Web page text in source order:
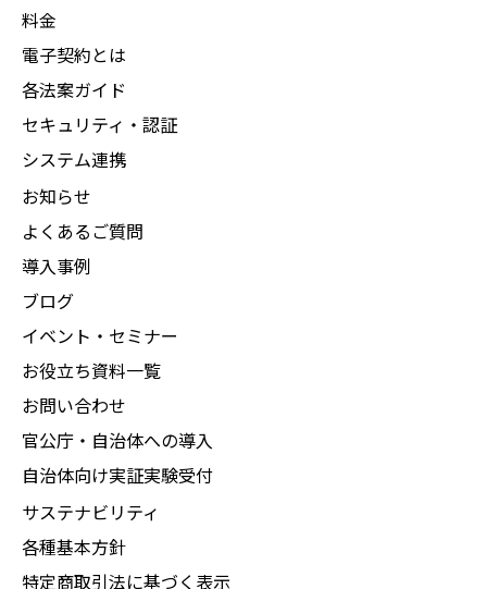
料金
電子契約とは
各法案ガイド
セキュリティ・認証
システム連携
お知らせ
よくあるご質問
導入事例
ブログ
イベント・セミナー
お役立ち資料一覧
お問い合わせ
官公庁・自治体への導入
自治体向け実証実験受付
サステナビリティ
各種基本方針
特定商取引法に基づく表示